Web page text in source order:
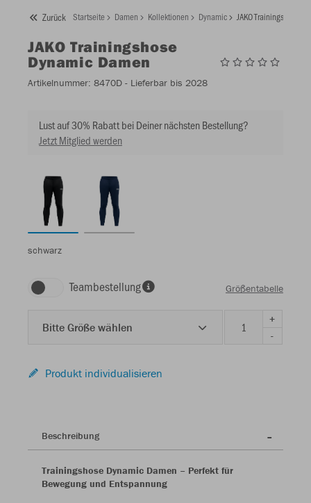
Zurück Startseite Damen Kollektionen Dynamic JAKO Trainingshose
JAKO Trainingshose
Dynamic Damen
Artikelnummer: 8470D - Lieferbar bis 2028
Lust auf 30% Rabatt bei Deiner nächsten Bestellung?
Jetzt Mitglied werden
schwarz
Teambestellung Größentabelle
Bitte Größe wählen
+
-
Produkt individualisieren
Beschreibung
Trainingshose Dynamic Damen – Perfekt für
Bewegung und Entspannung